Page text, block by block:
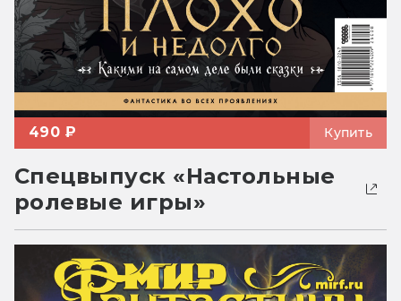
490 ₽ Купить
Спецвыпуск «Настольные
ролевые игры»